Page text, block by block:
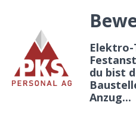
du bist
Anzug...